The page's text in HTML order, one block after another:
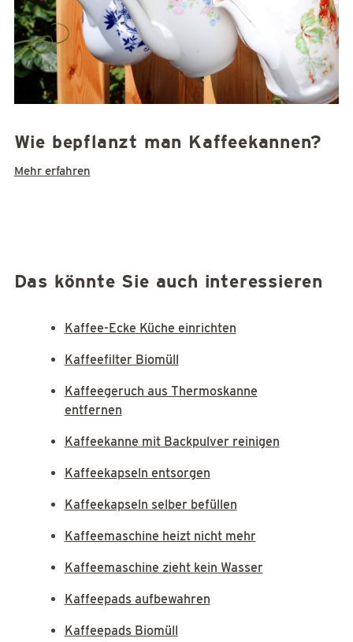
Wie bepflanzt man Kaffeekannen?
Mehr erfahren
Das könnte Sie auch interessieren
Kaffee-Ecke Küche einrichten
Kaffeefilter Biomüll
Kaffeegeruch aus Thermoskanne
entfernen
Kaffeekanne mit Backpulver reinigen
Kaffeekapseln entsorgen
Kaffeekapseln selber befüllen
Kaffeemaschine heizt nicht mehr
Kaffeemaschine zieht kein Wasser
Kaffeepads aufbewahren
Kaffeepads Biomüll